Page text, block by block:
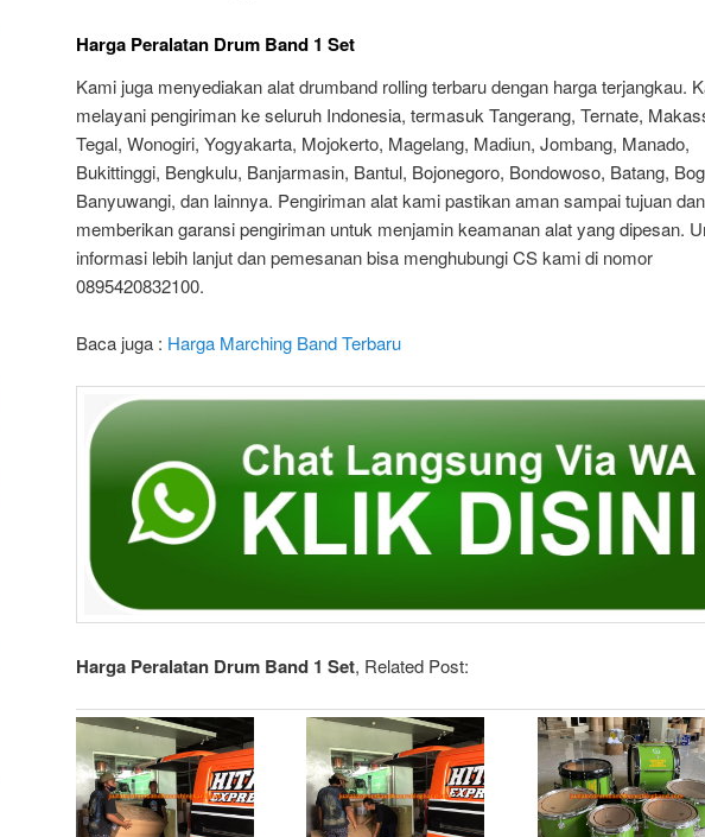
Harga Peralatan Drum Band 1 Set
Kami juga menyediakan alat drumband rolling terbaru dengan harga terjangkau.
melayani pengiriman ke seluruh Indonesia, termasuk Tangerang, Ternate,
Tegal, Wonogiri, Yogyakarta, Mojokerto, Magelang, Madiun, Jombang, Manado,
Bukittinggi, Bengkulu, Banjarmasin, Bantul, Bojonegoro, Bondowoso, Batang,
Banyuwangi, dan lainnya. Pengiriman alat kami pastikan aman sampai tujuan
memberikan garansi pengiriman untuk menjamin keamanan alat yang dipesan.
informasi lebih lanjut dan pemesanan bisa menghubungi CS kami di nomor
0895420832100.
Baca juga : Harga Marching Band Terbaru
Harga Peralatan Drum Band 1 Set, Related Post: